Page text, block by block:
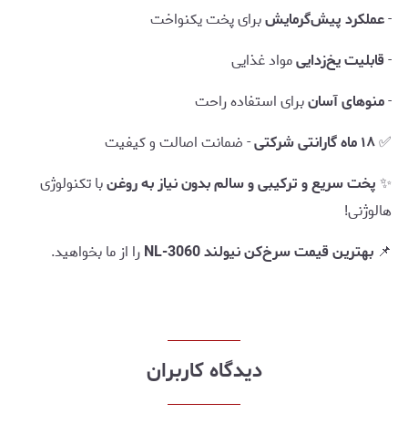
-عملکرد پیش‌گرمایشبرای پخت یکنواخت
-قابلیت یخ‌زداییمواد غذایی
-منوهای آسانبرای استفاده راحت
✅۱۸ ماه گارانتی شرکتی
- ضمانت اصالت و کیفیت
✨پخت سریع و ترکیبی و سالم بدون نیاز به روغنبا تکنولوژی
هالوژنی!
📌 بهترین قیمت سرخ‌کن نیولند NL-3060 را از ما بخواهید.
دیدگاه کاربران